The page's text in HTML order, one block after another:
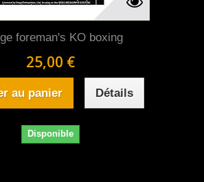
foreman's KO boxing
25,00 €
au panier Détails
Disponible